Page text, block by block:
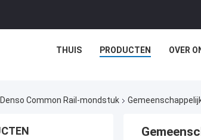
THUIS PRODUCTEN OVER
Denso Common Rail-mondstuk